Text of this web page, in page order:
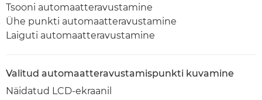
Tsooni automaatteravustamine
Ühe punkti automaatteravustamine
Laiguti automaatteravustamine
Valitud automaatteravustamispunkti kuvamine
Näidatud LCD-ekraanil